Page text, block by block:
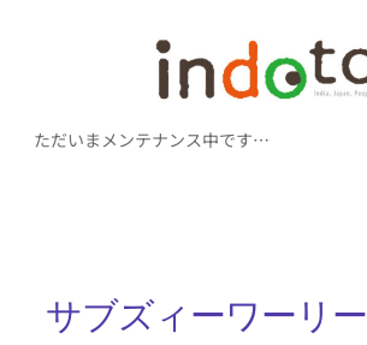
ただいまメンテナンス中です…
サブズィーワーリー